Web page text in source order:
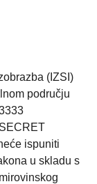
(IZSI)
području
ispuniti
u skladu s